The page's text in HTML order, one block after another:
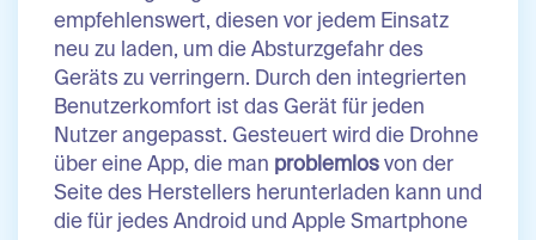
empfehlenswert, diesen vor jedem Einsatz
neu zu laden, um die Absturzgefahr des
Geräts zu verringern. Durch den integrierten
Benutzerkomfort ist das Gerät für jeden
Nutzer angepasst. Gesteuert wird die Drohne
über eine App, die man problemlos von der
Seite des Herstellers herunterladen kann und
die für jedes Android und Apple Smartphone